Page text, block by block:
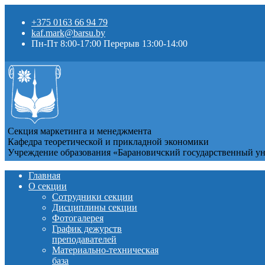
+375 0163 66 94 79
kaf.mark@barsu.by
Пн-Пт 8:00-17:00 Перерыв 13:00-14:00
Секция маркетинга и менеджмента
Кафедра теоретической и прикладной экономики
Учреждение образования «Барановичский государственный
Главная
О секции
Сотрудники секции
Дисциплины секции
Фотогалерея
График дежурств
преподавателей
Материально-техническая
база